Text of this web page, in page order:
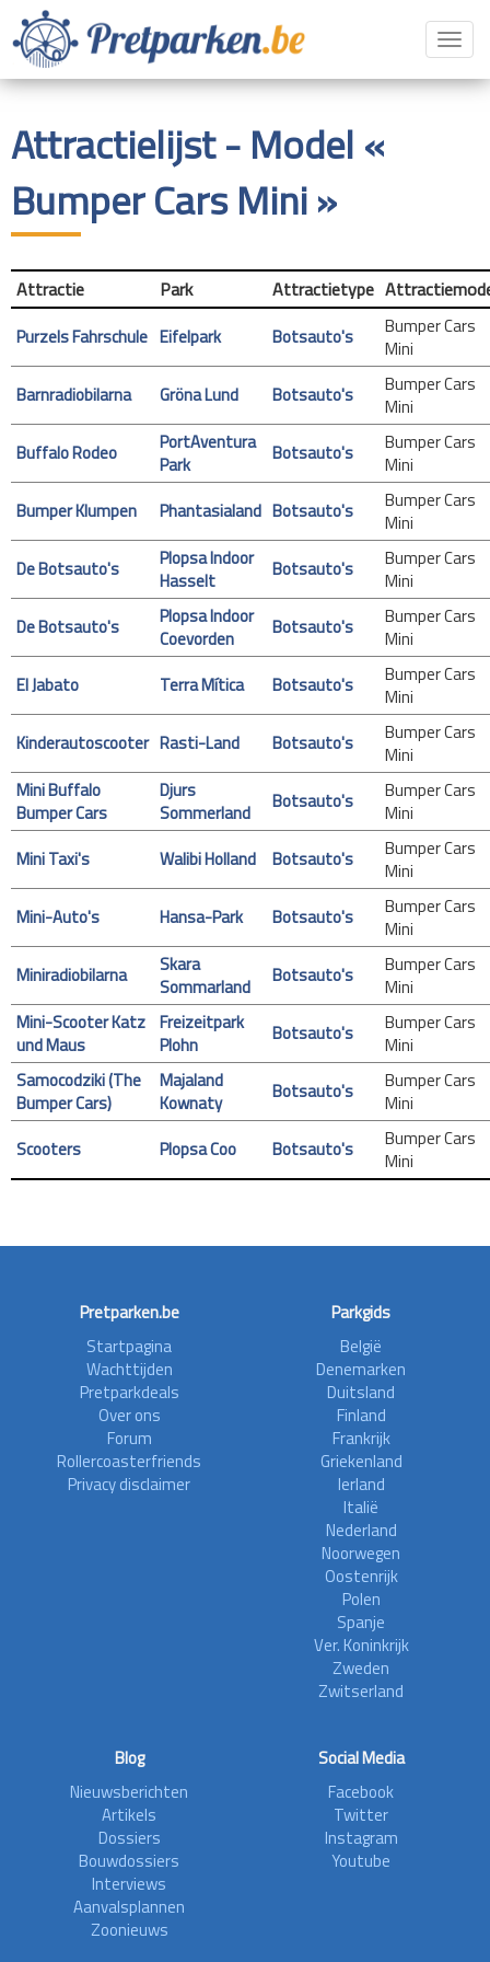
Attractielijst - Model «
Bumper Cars Mini »
Attractie Park Attractietype
Purzels Fahrschule Eifelpark Botsauto's
Bumper Cars
Mini
Barnradiobilarna
Gröna Lund Botsauto's
Bumper Cars
Mini
Buffalo Rodeo
PortAventura
Park
Botsauto's
Bumper Cars
Mini
Bumper Klumpen
Phantasialand Botsauto's
Bumper Cars
Mini
De Botsauto's
Plopsa Indoor
Hasselt
Botsauto's
Bumper Cars
Mini
De Botsauto's
Plopsa Indoor
Coevorden
Botsauto's
Bumper Cars
Mini
El Jabato
Terra Mítica Botsauto's
Bumper Cars
Mini
Kinderautoscooter Rasti-Land Botsauto's
Bumper Cars
Mini
Mini Buffalo
Bumper Cars
Djurs
Sommerland
Botsauto's
Bumper Cars
Mini
Mini Taxi's
Walibi Holland Botsauto's
Bumper Cars
Mini
Mini-Auto's
Hansa-Park Botsauto's
Bumper Cars
Mini
Miniradiobilarna
Skara
Sommarland
Botsauto's
Bumper Cars
Mini
Mini-Scooter Katz
und Maus
Freizeitpark
Plohn
Botsauto's
Bumper Cars
Mini
Samocodziki (The
Bumper Cars)
Majaland
Kownaty
Botsauto's
Bumper Cars
Mini
Scooters
Plopsa Coo Botsauto's
Bumper Cars
Mini
Pretparken.be
Startpagina
Wachttijden
Pretparkdeals
Over ons
Forum
Rollercoasterfriends
Privacy disclaimer
Parkgids
België
Denemarken
Duitsland
Finland
Frankrijk
Griekenland
Ierland
Italië
Nederland
Noorwegen
Oostenrijk
Polen
Spanje
Ver. Koninkrijk
Zweden
Zwitserland
Blog
Nieuwsberichten
Artikels
Dossiers
Bouwdossiers
Interviews
Aanvalsplannen
Zoonieuws
Social Media
Facebook
Twitter
Instagram
Youtube